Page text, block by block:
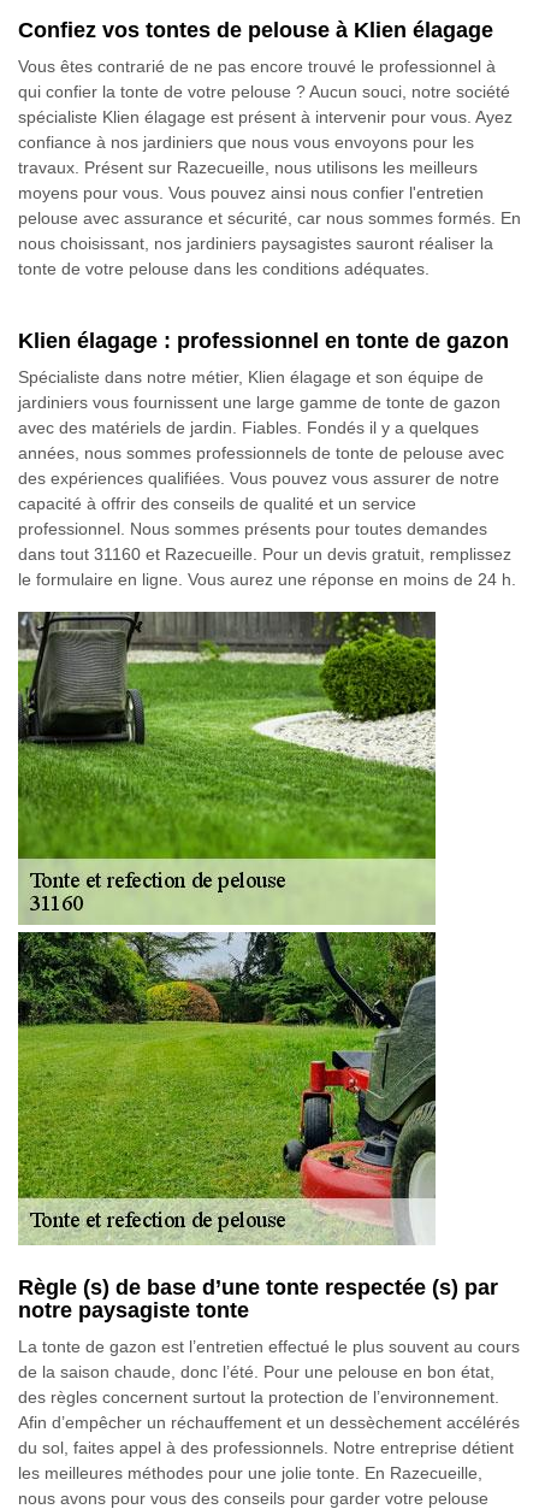
Confiez vos tontes de pelouse à Klien élagage
Vous êtes contrarié de ne pas encore trouvé le professionnel à
qui confier la tonte de votre pelouse ? Aucun souci, notre société
spécialiste Klien élagage est présent à intervenir pour vous. Ayez
confiance à nos jardiniers que nous vous envoyons pour les
travaux. Présent sur Razecueille, nous utilisons les meilleurs
moyens pour vous. Vous pouvez ainsi nous confier l'entretien
pelouse avec assurance et sécurité, car nous sommes formés. En
nous choisissant, nos jardiniers paysagistes sauront réaliser la
tonte de votre pelouse dans les conditions adéquates.
Klien élagage : professionnel en tonte de gazon
Spécialiste dans notre métier, Klien élagage et son équipe de
jardiniers vous fournissent une large gamme de tonte de gazon
avec des matériels de jardin. Fiables. Fondés il y a quelques
années, nous sommes professionnels de tonte de pelouse avec
des expériences qualifiées. Vous pouvez vous assurer de notre
capacité à offrir des conseils de qualité et un service
professionnel. Nous sommes présents pour toutes demandes
dans tout 31160 et Razecueille. Pour un devis gratuit, remplissez
le formulaire en ligne. Vous aurez une réponse en moins de 24 h.
Règle (s) de base d’une tonte respectée (s) par
notre paysagiste tonte
La tonte de gazon est l’entretien effectué le plus souvent au cours
de la saison chaude, donc l’été. Pour une pelouse en bon état,
des règles concernent surtout la protection de l’environnement.
Afin d’empêcher un réchauffement et un dessèchement accélérés
du sol, faites appel à des professionnels. Notre entreprise détient
les meilleures méthodes pour une jolie tonte. En Razecueille,
nous avons pour vous des conseils pour garder votre pelouse